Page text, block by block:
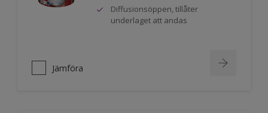
Diffusionsöppen, tillåter
underlaget att andas
Jämföra